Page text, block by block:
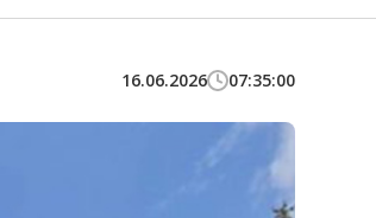
16.06.2026 07:35:00